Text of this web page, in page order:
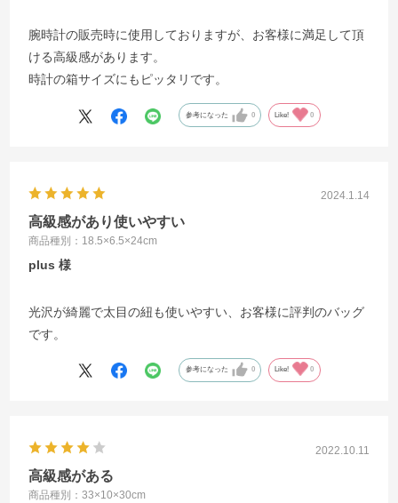
腕時計の販売時に使用しておりますが、お客様に満足して頂
ける高級感があります。
時計の箱サイズにもピッタリです。
参考になった 0 Like! 0
2024.1.14
高級感があり使いやすい
商品種別：18.5×6.5×24cm
plus
光沢が綺麗で太目の紐も使いやすい、お客様に評判のバッグ
です。
参考になった 0 Like! 0
2022.10.11
高級感がある
商品種別：33×10×30cm